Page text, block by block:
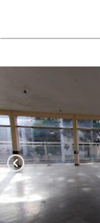
chevron_left